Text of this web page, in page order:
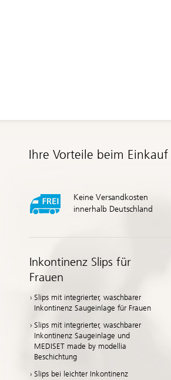
Ihre Vorteile beim Einkauf
Keine Versandkosten
innerhalb Deutschland
Inkontinenz Slips für
Frauen
Slips mit integrierter, waschbarer
Inkontinenz Saugeinlage für Frauen
Slips mit integrierter, waschbarer
Inkontinenz Saugeinlage und
MEDISET made by modellia
Beschichtung
Slips bei leichter Inkontinenz